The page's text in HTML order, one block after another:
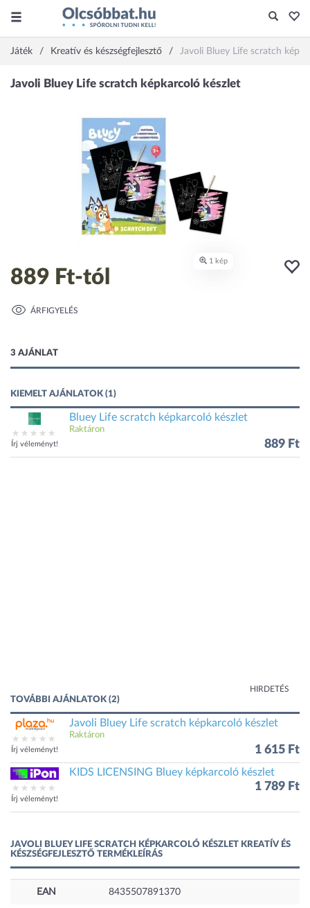
Játék Kreatív és készségfejlesztő Javoli Bluey Life scratch
889 Ft-tól
ÁRFIGYELÉS
3 AJÁNLAT
KIEMELT AJÁNLATOK (1)
Írj véleményt!
Bluey Life scratch képkarcoló készlet
Raktáron
889 Ft
HIRDETÉS
TOVÁBBI AJÁNLATOK (2)
Írj véleményt!
Javoli Bluey Life scratch képkarcoló készlet
Raktáron
1 615 Ft
Írj véleményt!
KIDS LICENSING Bluey képkarcoló készlet
1 789 Ft
JAVOLI BLUEY LIFE SCRATCH KÉPKARCOLÓ KÉSZLET KREATÍV ÉS
KÉSZSÉGFEJLESZTŐ TERMÉKLEÍRÁS
EAN 8435507891370